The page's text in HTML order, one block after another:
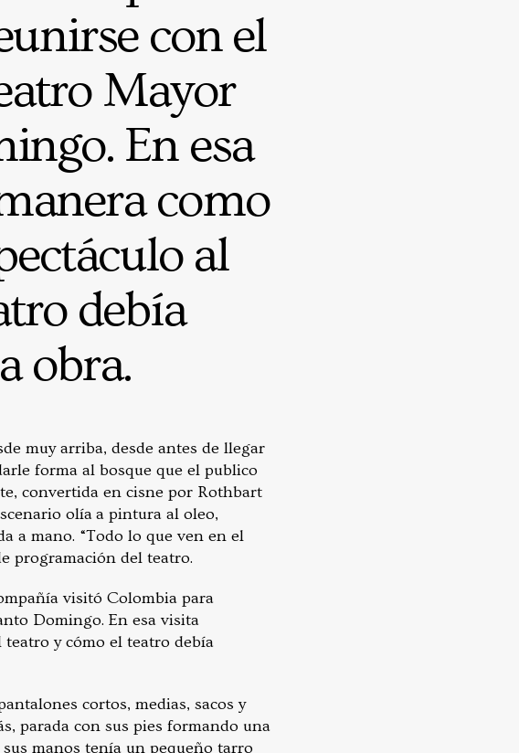
con el
Mayor
En esa
como
al
debía
obra.
muy arriba, desde antes de llegar
forma al bosque que el publico
convertida en cisne por Rothbart
olía a pintura al oleo,
a mano. “Todo lo que ven en el
programación del teatro.
visitó Colombia para
Domingo. En esa visita
y cómo el teatro debía
cortos, medias, sacos y
parada con sus pies formando una
manos tenía un pequeño tarro